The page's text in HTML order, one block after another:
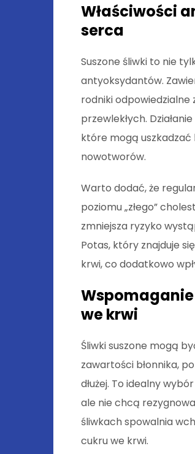
Właściwości
serca
Suszone śliwki to nie
antyoksydantów.
rodniki
przewlekłych.
które mogą
nowotworów.
Warto dodać, że
poziomu „złego”
zmniejsza ryzyko
Potas, który znajduje
krwi, co dodatkowo
we krwi
Śliwki suszone mogą
zawartości błonnika,
dłużej. To idealny
ale nie chcą
śliwkach spowalnia
cukru we krwi.